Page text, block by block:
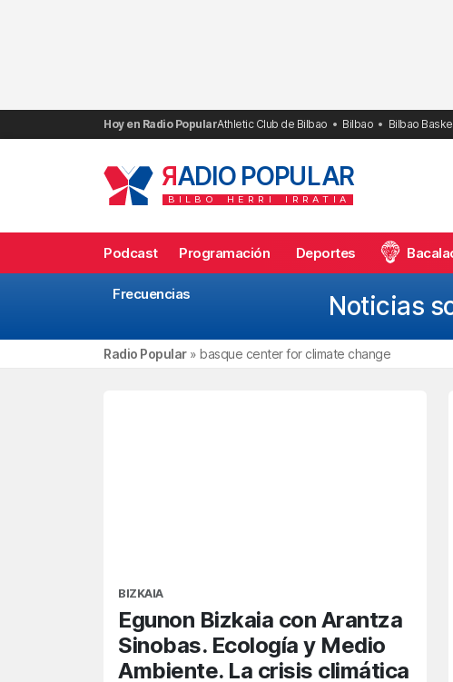
Hoy en Radio PopularAthletic Club de Bilbao Bilbao Bilbao
RADIO POPULAR
BILBO HERRI IRRATIA
Podcast Programación Deportes
Frecuencias Noticias
Radio Popular» basque center for climate change
BIZKAIA
Egunon Bizkaia con Arantza
Sinobas. Ecología y Medio
Ambiente. La crisis climática